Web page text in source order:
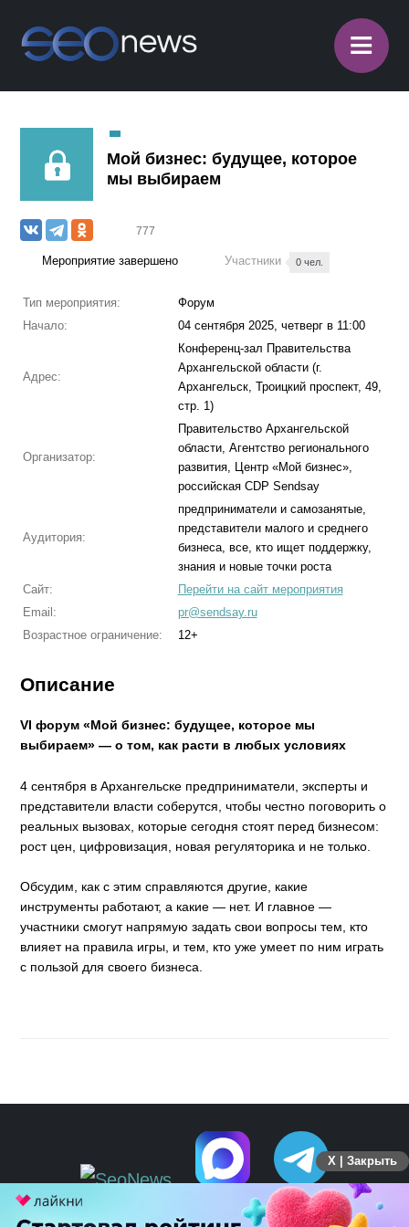
≡
Мой бизнес: будущее, которое
мы выбираем
777
Мероприятие завершено Участники 0 чел.
Тип мероприятия:
Форум
Начало:
04 сентября 2025, четверг в 11:00
Адрес:
Конференц-зал Правительства
Архангельской области (г.
Архангельск, Троицкий проспект, 49,
стр. 1)
Организатор:
Правительство Архангельской
области, Агентство регионального
развития, Центр «Мой бизнес»,
российская CDP Sendsay
Аудитория:
предприниматели и самозанятые,
представители малого и среднего
бизнеса, все, кто ищет поддержку,
знания и новые точки роста
Сайт:
Перейти на сайт мероприятия
Email:
pr@sendsay.ru
Возрастное ограничение:
12+
Описание
VI форум «Мой бизнес: будущее, которое мы
выбираем» — о том, как расти в любых условиях
4 сентября в Архангельске предприниматели, эксперты и
представители власти соберутся, чтобы честно поговорить о
реальных вызовах, которые сегодня стоят перед бизнесом:
рост цен, цифровизация, новая регуляторика и не только.
Обсудим, как с этим справляются другие, какие
инструменты работают, а какие — нет. И главное —
участники смогут напрямую задать свои вопросы тем, кто
влияет на правила игры, и тем, кто уже умеет по ним играть
с пользой для своего бизнеса.
X | Закрыть
ПЕРЕЙТИ НА ПОЛНУЮ ВЕРСИЮ